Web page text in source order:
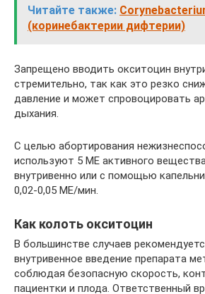
Читайте также:
(коринебактерии дифтерии)
Запрещено вводить окситоцин
стремительно, так как это резко
давление и может спровоцировать
дыхания.
С целью абортирования
используют 5 МЕ активного
внутривенно или с помощью
0,02-0,05 МЕ/мин.
Как колоть окситоцин
В большинстве случаев
внутривенное введение препарата
соблюдая безопасную скорость,
пациентки и плода. Ответственный